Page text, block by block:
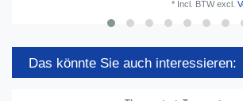
* Incl. BTWexcl.
Das könnte Sie auch interessieren: